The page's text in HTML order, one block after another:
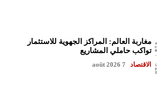
مغاربة العالم: المراكز الجهوية للاستثمار
تواكب حاملي المشاريع
الاقتصاد 7 août 2026